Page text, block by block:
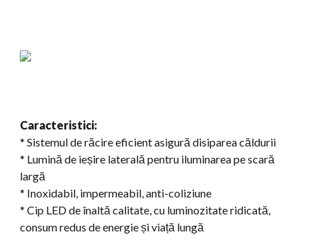
Caracteristici:
* Sistemul de răcire eficient asigură disiparea căldurii
* Lumină de ieșire laterală pentru iluminarea pe scară
largă
* Inoxidabil, impermeabil, anti-coliziune
* Cip LED de înaltă calitate, cu luminozitate ridicată,
consum redus de energie și viață lungă